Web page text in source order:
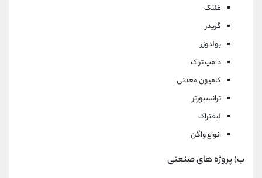
غلتک
گریدر
بولدوزر
دامپ تراک
کامیون معدنی
ترانسپورتر
لیفتراک
انواع واگن
ب) پروژه های صنعتی